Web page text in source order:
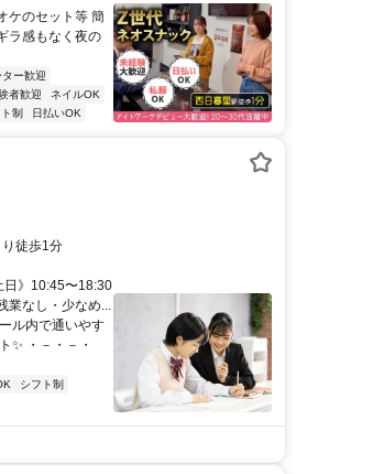
ケのセット等 簡
ラ感もなく夜の
ター歓迎
者歓迎
ネイルOK
制 日払いOK
より徒歩1分
》10:45〜18:30
なし・少なめ...
ル内で通いやす
✨ ・－・－・
シフト制